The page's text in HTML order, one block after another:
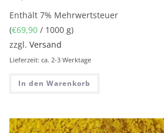
Enthält 7% Mehrwertsteuer
(€69,90 / 1000 g)
zzgl.Versand
Lieferzeit: ca. 2-3 Werktage
In den Warenkorb